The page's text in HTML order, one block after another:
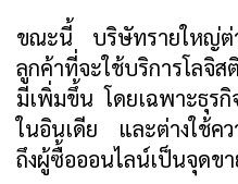
ขณะนี้ บริษัทรายใหญ่ต่
ลูกค้าที่จะใช้บริการโลจิ
มีเพิ่มขึ้น โดยเฉพาะธุร
ในอินเดีย และต่างใช้คว
ถึงผู้ซื้อออนไลน์เป็นจุดข